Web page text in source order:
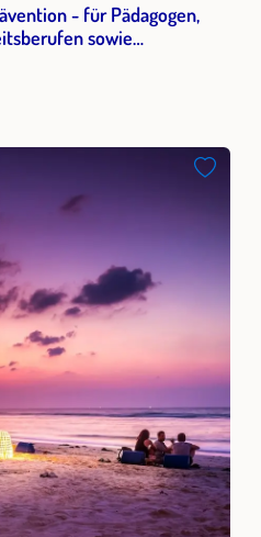
- für Pädagogen,
sowie